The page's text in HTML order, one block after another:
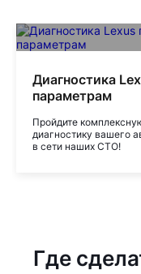
Диагностика
параметрам
Пройдите
диагностику вашего
в сети наших СТО!
Где